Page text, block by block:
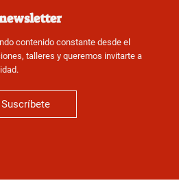
contenido constante desde el
talleres y queremos invitarte a
Suscríbete